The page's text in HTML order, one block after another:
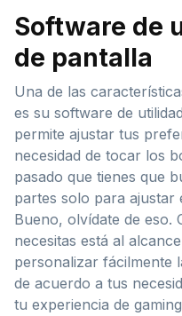
Software de
de pantalla
Una de las
es su software de
permite ajustar tus
necesidad de tocar los
pasado que tienes que
partes solo para
Bueno, olvídate de eso.
necesitas está al
personalizar fácilmente
de acuerdo a tus
tu experiencia de